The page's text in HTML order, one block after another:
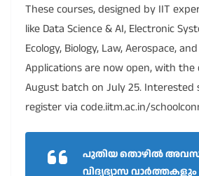
These courses, designed by IIT
like Data Science & AI, Electronic
Ecology, Biology, Law, Aerospace,
Applications are now open, with
August batch on July 25. Interested
register via code.iitm.ac.in/
പുതിയ തൊഴിൽ
വിദ്യഭ്യാസ